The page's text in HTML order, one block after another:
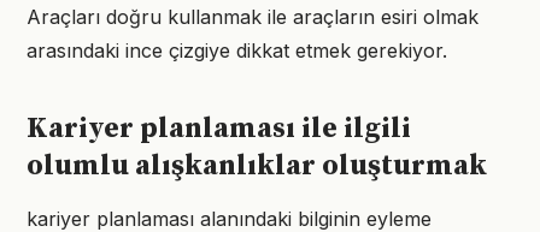
Araçları doğru kullanmak ile araçların esiri olmak
arasındaki ince çizgiye dikkat etmek gerekiyor.
Kariyer planlaması ile ilgili
olumlu alışkanlıklar oluşturmak
kariyer planlaması alanındaki bilginin eyleme